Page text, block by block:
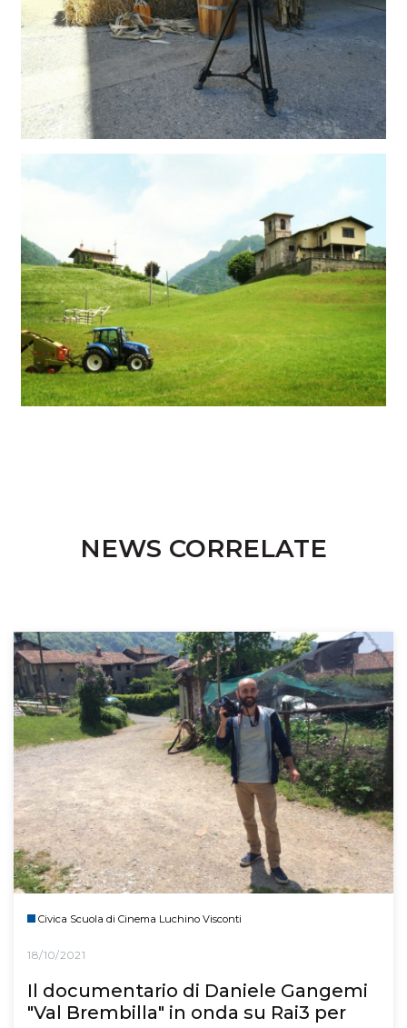
NEWS CORRELATE
Civica Scuola di Cinema Luchino Visconti
18/10/2021
Il documentario di Daniele Gangemi
"Val Brembilla" in onda su Rai3 per